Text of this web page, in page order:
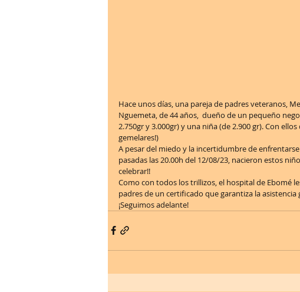
Hace unos días, una pareja de padres veteranos,
Nguemeta, de 44 años,  dueño de un pequeño
2.750gr y 3.000gr) y una niña (de 2.900 gr). Con
gemelares!)
A pesar del miedo y la incertidumbre de
pasadas las 20.00h del 12/08/23, nacieron estos
celebrar!!
Como con todos los trillizos, el hospital de Ebomé
padres de un certificado que garantiza la
¡Seguimos adelante!